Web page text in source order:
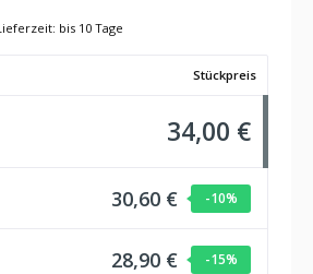
bis 10 Tage
Stückpreis
34,00 €
30,60 € -10%
28,90 € -15%